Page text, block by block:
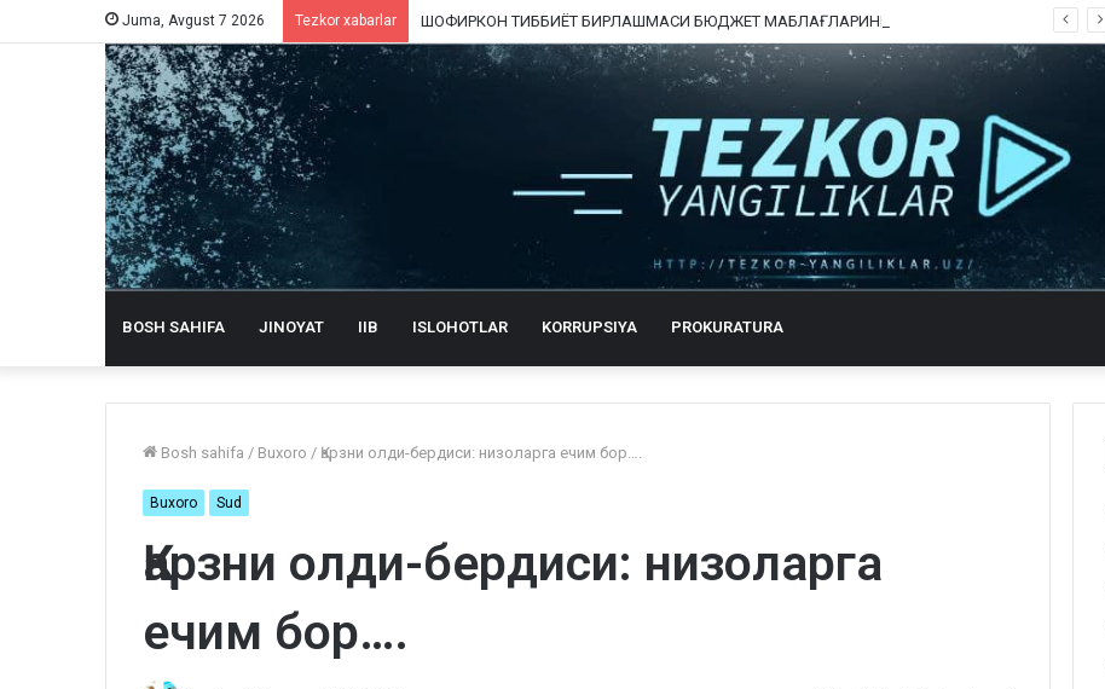
Juma, Avgust 7 2026 Tezkor xabarlar
BOSH SAHIFA JINOYAT IIB ISLOHOTLAR KORRUPSIYA PROKURATURA
Bosh sahifa / Buxoro / Қарзни олди-бердиси: низоларга ечим бор….
Buxoro Sud
Қарзни олди-бердиси: низоларга
ечим бор….